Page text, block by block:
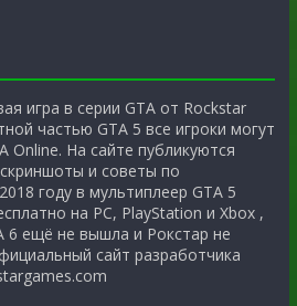
игра в серии GTA от Rockstar
частью GTA 5 все игроки могут
Online. На сайте публикуются
и советы по
году в мультиплеер GTA 5
на PC, PlayStation и Xbox ,
6 ещё не вышла и Рокстар не
сайт разработчика